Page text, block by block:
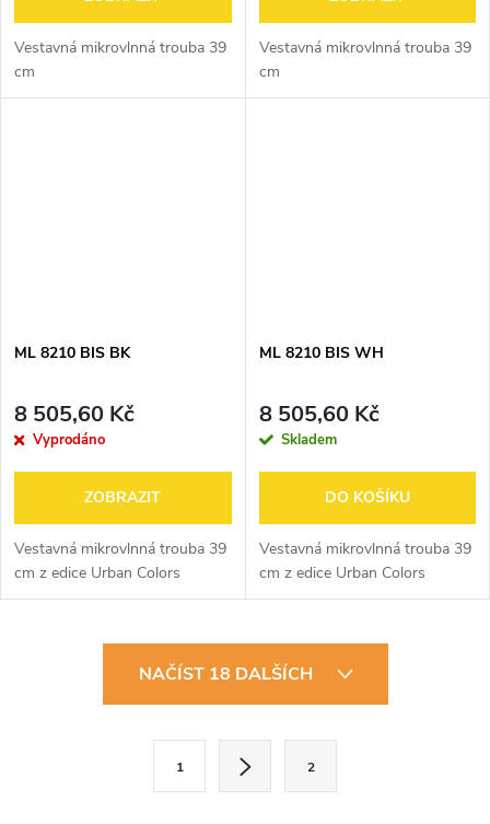
Vestavná mikrovlnná trouba 39
cm
Vestavná mikrovlnná trouba 39
cm
ML 8210 BIS BK
8 505,60 Kč
Vyprodáno
ZOBRAZIT
Vestavná mikrovlnná trouba 39
cm z edice Urban Colors
ML 8210 BIS WH
8 505,60 Kč
Skladem
DO KOŠÍKU
Vestavná mikrovlnná trouba 39
cm z edice Urban Colors
NAČÍST 18 DALŠÍCH
1 2